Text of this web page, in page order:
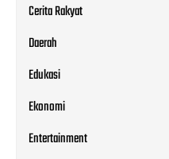
Cerita Rakyat
Daerah
Edukasi
Ekonomi
Entertainment